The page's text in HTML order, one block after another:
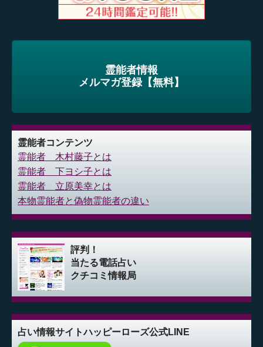
霊能者情報
メルマガ登録【無料】
霊能者コンテンツ
霊能者 木村藤子とは
霊能者 下ヨシ子とは
霊能者 立原美幸とは
本物霊能者と偽物霊能者の違い
評判！
当たる電話占い
クチコミ情報局
占い情報サイトハッピーローズ公式LINE